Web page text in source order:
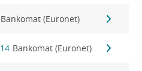
Bankomat (Euronet)
Bankomat (Euronet)